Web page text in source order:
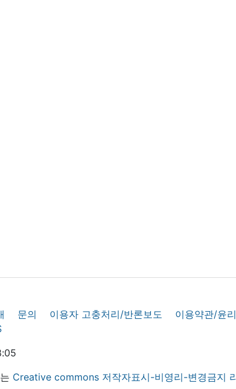
문의 이용자 고충처리/반론보도 이용약관/윤
Creative commons 저작자표시-비영리-변경금지